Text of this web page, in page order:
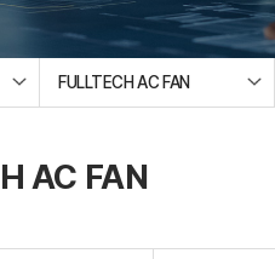
FULLTECH AC FAN
AC FAN